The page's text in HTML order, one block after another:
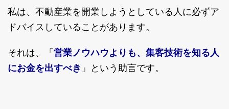
私は、不動産業を開業しようとしている人に必ずア
ドバイスしていることがあります。
それは、「 営業ノウハウよりも、集客技術を知る人
にお金を出すべき 」という助言です。